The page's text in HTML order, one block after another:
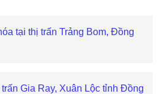
tại thị trấn Trảng Bom, Đồng
Gia Ray, Xuân Lộc tỉnh Đồng